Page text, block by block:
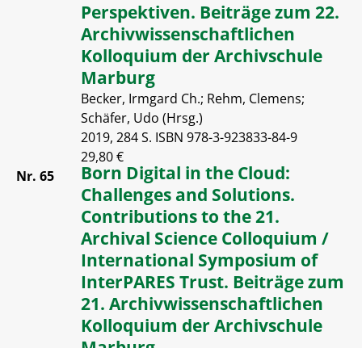
Perspektiven. Beiträge zum 22.
Archivwissenschaftlichen
Kolloquium der Archivschule
Marburg
Becker, Irmgard Ch.; Rehm, Clemens;
Schäfer, Udo (Hrsg.)
2019, 284 S. ISBN 978-3-923833-84-9
29,80 €
Nr. 65
Born Digital in the Cloud:
Challenges and Solutions.
Contributions to the 21.
Archival Science Colloquium /
International Symposium of
InterPARES Trust. Beiträge zum
21. Archivwissenschaftlichen
Kolloquium der Archivschule